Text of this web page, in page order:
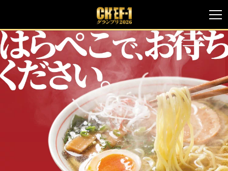
CHEF-1 グランプリ